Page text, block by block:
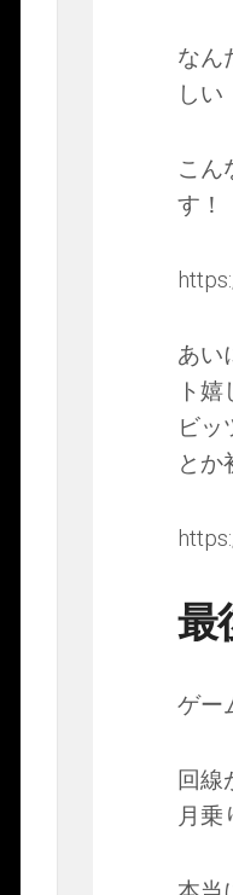
なん
しい
こん
す！
あい
ト
ビッ
とか
最
ゲー
回線
月乗